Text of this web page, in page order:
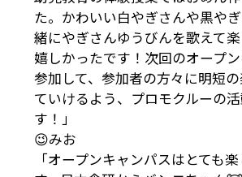
た。かわいい白やぎさんや黒や
緒にやぎさんゆうびんを歌えて楽
嬉しかったです！次回のオープ
参加して、参加者の方々に明短
ていけるよう、プロモクルーの
す！」
😉みお
「オープンキャンパスはとても